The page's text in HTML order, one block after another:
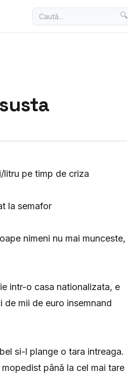
🔍
litru pe timp de criza
la semafor
nimeni nu mai munceste,
intr-o casa nationalizata, e
mii de euro insemnand
si-l plange o tara intreaga.
până la cel mai tare